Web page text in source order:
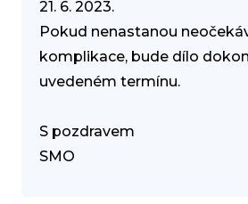
21. 6. 2023.
Pokud nenastanou
komplikace, bude dílo
uvedeném termínu.
S pozdravem
SMO